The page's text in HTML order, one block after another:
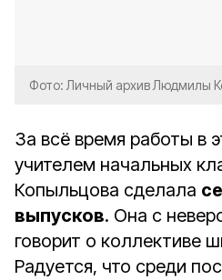
Фото: Личный архив Людмилы
За всё время работы в
учителем начальных
Копыльцова сделала
выпусков. Она с
говорит о коллективе
Радуется, что среди